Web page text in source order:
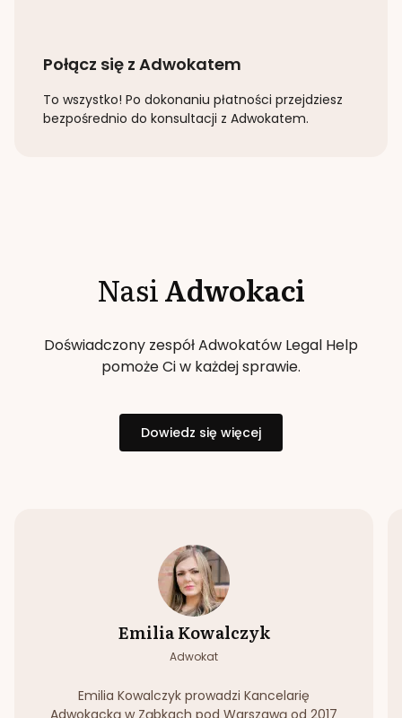
Połącz się z Adwokatem
To wszystko! Po dokonaniu płatności przejdziesz
bezpośrednio do konsultacji z Adwokatem.
NasiAdwokaci
Doświadczony zespół Adwokatów Legal Help
pomoże Ci w każdej sprawie.
Dowiedz się więcej
Emilia Kowalczyk
Adwokat
Emilia Kowalczyk prowadzi Kancelarię
Adwokacką w Ząbkach pod Warszawą od 2017